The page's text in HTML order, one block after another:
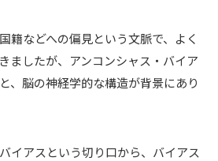
籍などへの偏見という文脈で、よく
ましたが、アンコンシャス・バイア
、脳の神経学的な構造が背景にあり
イアスという切り口から、バイアス